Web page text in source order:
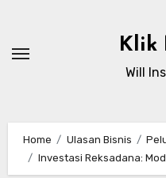
content
Klik
Will
Home Ulasan Bisnis
Investasi Reksadana: